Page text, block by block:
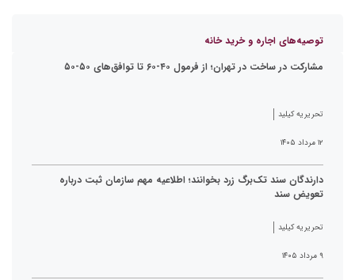
توصیه‌های اجاره و خرید خانه
مشارکت در ساخت در تهران؛ از فرمول ۴۰-۶۰ تا توافق‌های ۵۰-۵۰
تحریریه کیلید
۱۲ مرداد ۱۴۰۵
دارندگان سند تک‌برگ زرد بخوانند؛ اطلاعیه مهم سازمان ثبت درباره
تعویض سند
تحریریه کیلید
۹ مرداد ۱۴۰۵